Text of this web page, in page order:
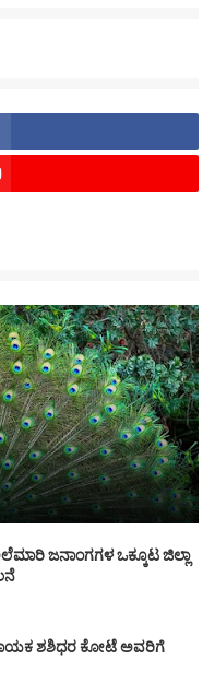
ಜನಾಂಗಗಳ ಒಕ್ಕೂಟ ಜಿಲ್ಲಾ
ಶಶಿಧರ ಕೋಟೆ ಅವರಿಗೆ